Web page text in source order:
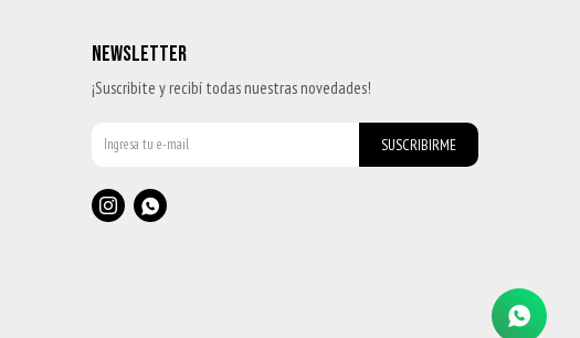
NEWSLETTER
¡Suscribite y recibí todas nuestras novedades!
SUSCRIBIRME
 